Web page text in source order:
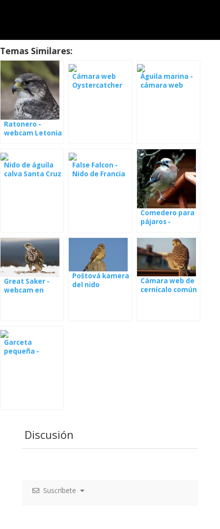
Temas Similares:
Ratonero -
webcam Letonia
Cámara web
Oystercatcher
Águila marina -
cámara web
Nido de águila
calva Santa Cruz
False Falcon -
Nido de Francia
Comedero para
pájaros -
Great Saker -
webcam en
Poštová kamera
del nido
Cámara web de
cernícalo común
Garceta
pequeña -
Discusión
Suscríbete